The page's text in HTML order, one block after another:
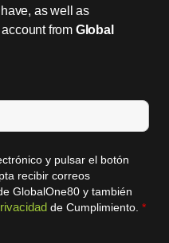
as well as
from Global
y pulsar el botón
recibir correos
GlobalOne80 y también
de Cumplimiento. *